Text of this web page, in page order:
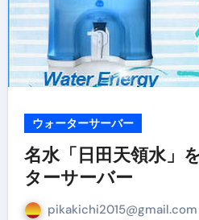
ウォーターサーバー
名水「日田天領水」
ターサーバー
pikakichi2015@gmail.com